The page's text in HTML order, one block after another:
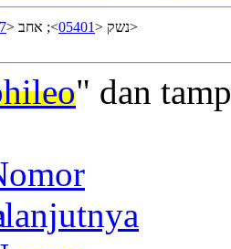
נשק <05401>; אחב < >
" dan